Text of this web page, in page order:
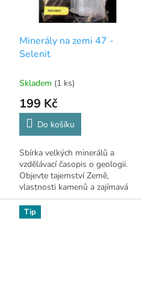
Minerály na zemi 47 -
Selenit
Skladem (1 ks)
199 Kč
Do košíku
Sbírka velkých minerálů a
vzdělávací časopis o geologii.
Objevte tajemství Země,
vlastnosti kamenů a zajímavá
místa. Pro věk 12+.
Tip